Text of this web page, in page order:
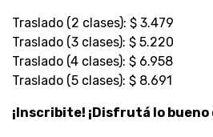
Traslado (2 clases): $ 3.479
Traslado (3 clases): $ 5.220
Traslado (4 clases): $ 6.958
Traslado (5 clases): $ 8.691
¡Inscribite! ¡Disfrutá lo